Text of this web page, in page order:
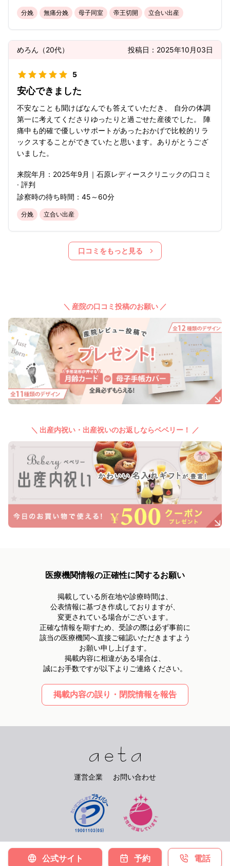
分娩 無痛分娩 母子同室 帝王切開 立合い出産
めろん （20代） 投稿日： 2025年10月03日
5
安心できました
不安なことも聞けばなんでも答えていただき、 自分の体調
第一に考えてくださりゆったりと過ごせた産後でした。 陣
痛中も的確で優しいサポートがあったおかげで比較的リラ
ックスすることができていたと思います。ありがとうござ
いました。
来院年月： 2025年9月 ｜ 石原レディースクリニックの口コミ
· 評判
診察時の待ち時間： 45～60分
分娩 立合い出産
口コミをもっと見る
＼ 産院の口コミ投稿のお願い ／
＼ 出産内祝い・出産祝いのお返しならベベリー！ ／
公式サイト 予約 電話
医療機関情報の正確性に関するお願い
掲載している所在地や診療時間は、
公表情報に基づき作成しておりますが、
変更されている場合がございます。
正確な情報を期すため、受診の際は必ず事前に
該当の医療機関へ直接ご確認いただきますよう
お願い申し上げます。
掲載内容に相違がある場合は、
誠にお手数ですが以下よりご連絡ください。
掲載内容の誤り・閉院情報を報告
運営企業 お問い合わせ
©2026PIARY Co.Ltd. All rights reserved.